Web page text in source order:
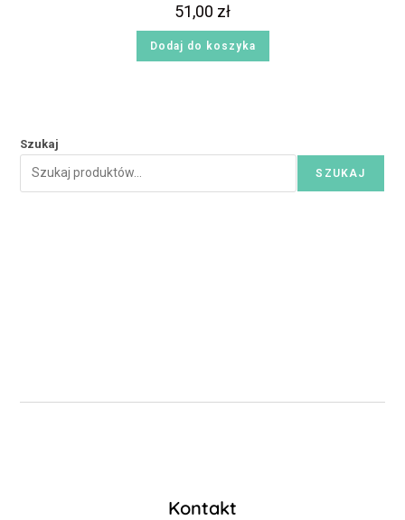
51,00 zł
Dodaj do koszyka
Szukaj
SZUKAJ
Kontakt